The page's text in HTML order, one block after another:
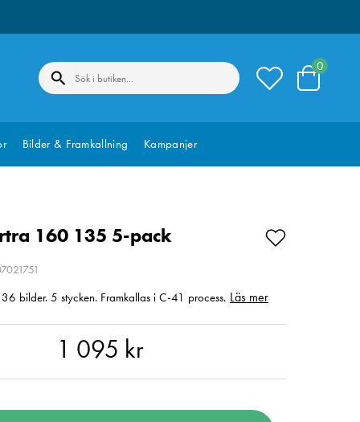
0
Bilder & Framkallning Kampanjer
160 135 5-pack
bilder. 5 stycken. Framkallas i C-41 process. Läs mer
1 095 kr